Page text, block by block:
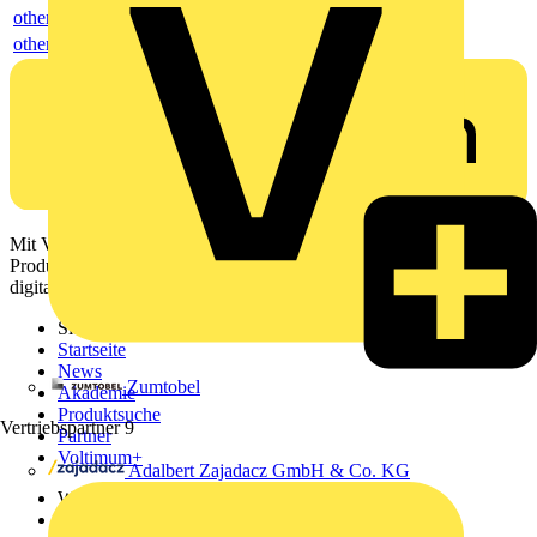
Zumtobel
Vertriebspartner 9
Adalbert Zajadacz GmbH & Co. KG
others
others
Mit Voltimum erhalten Elektrofachkräfte Zugang zu Branchennews,
Produktinformationen, Schulungen und Tools – alles auf einer
digitalen Plattform und Community.
Sitemap
Startseite
News
Akademie
Produktsuche
Partner
Voltimum+
Weitere Links